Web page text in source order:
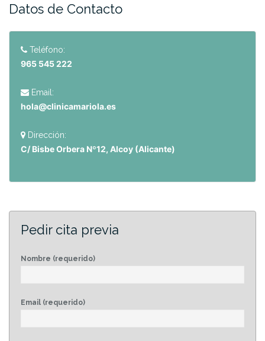
Datos de Contacto
Teléfono:
965 545 222
Email:
hola@clinicamariola.es
Dirección:
C/ Bisbe Orbera Nº12, Alcoy (Alicante)
Pedir cita previa
Nombre (requerido)
Email (requerido)